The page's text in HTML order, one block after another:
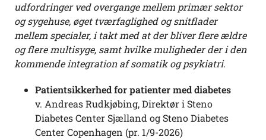
udfordringer ved overgange mellem primær sektor
og sygehuse, øget tværfaglighed og snitflader
mellem specialer, i takt med at der bliver flere ældre
og flere multisyge, samt hvilke muligheder der i den
kommende integration af somatik og psykiatri.
Patientsikkerhed for patienter med diabetes
v. Andreas Rudkjøbing, Direktør i Steno
Diabetes Center Sjælland og Steno Diabetes
Center Copenhagen (pr. 1/9-2026)